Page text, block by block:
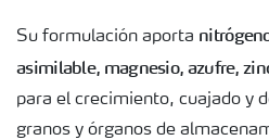
Su formulación aporta
asimilable, magnesio, azufre,
para el crecimiento, cuajado y
granos y órganos de